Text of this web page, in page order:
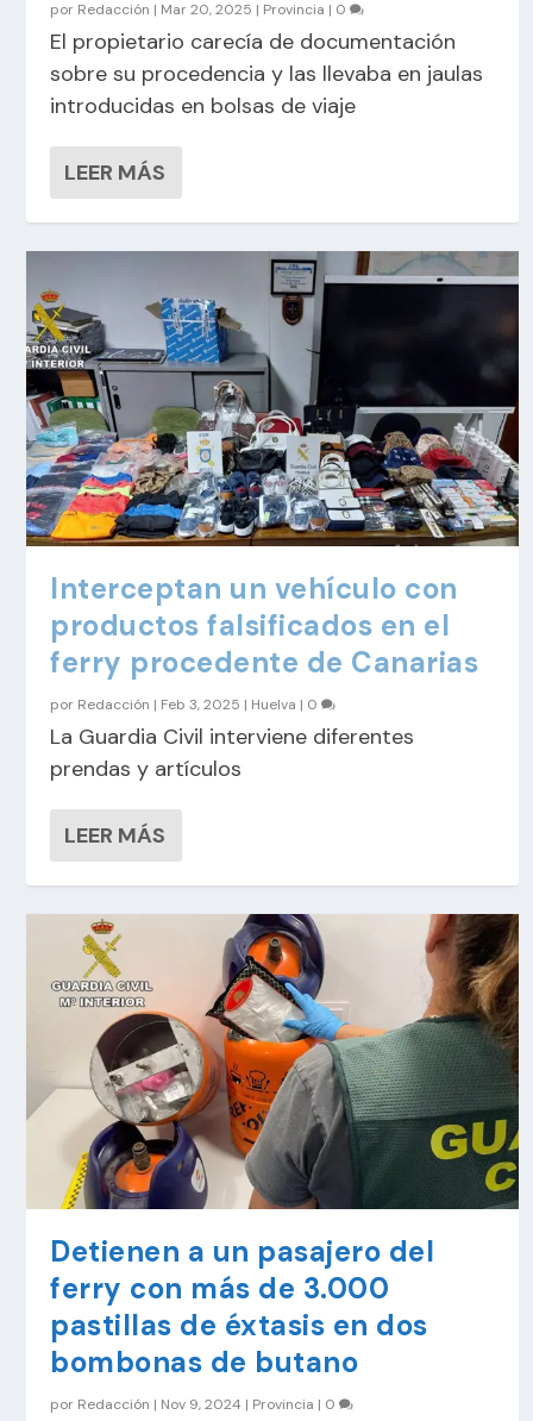
por Redacción | Mar 20, 2025 | Provincia | 0
El propietario carecía de documentación
sobre su procedencia y las llevaba en jaulas
introducidas en bolsas de viaje
LEER MÁS
Interceptan un vehículo con
productos falsificados en el
ferry procedente de Canarias
por Redacción | Feb 3, 2025 | Huelva | 0
La Guardia Civil interviene diferentes
prendas y artículos
LEER MÁS
Detienen a un pasajero del
ferry con más de 3.000
pastillas de éxtasis en dos
bombonas de butano
por Redacción | Nov 9, 2024 | Provincia | 0